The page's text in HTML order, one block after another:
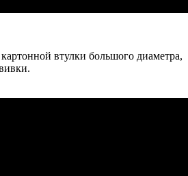
втулки большого диаметра,